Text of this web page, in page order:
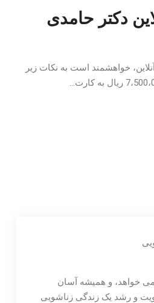
دکتر حامدی
خواهشمند است به نکات زیر
خواهد، و همیشه آسان
و رشد یک زندگی زناشویی